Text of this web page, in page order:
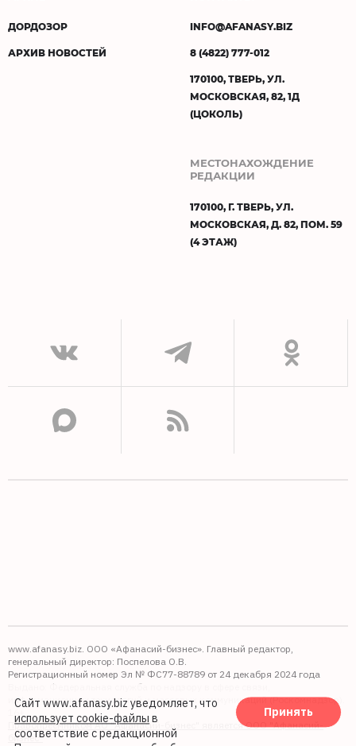
ДОРДОЗОР
АРХИВ НОВОСТЕЙ
INFO@AFANASY.BIZ
8 (4822) 777-012
170100, ТВЕРЬ, УЛ.
МОСКОВСКАЯ, 82, 1Д
(ЦОКОЛЬ)
МЕСТОНАХОЖДЕНИЕ
РЕДАКЦИИ
170100, Г. ТВЕРЬ, УЛ.
МОСКОВСКАЯ, Д. 82, ПОМ. 59
(4 ЭТАЖ)
www.afanasy.biz. ООО «Афанасий-бизнес». Главный редактор,
генеральный директор: Поспелова О.В.
Регистрационный номер Эл № ФС77-88789 от 24 декабря 2024 года
Выдано: Федеральная служба по надзору в сфере связи,
информационных технологий и массовых коммуникаций (Роскомнадзор).
Правопреемником АО "Афанасий-бизнес" является ООО "Афанасий-
бизнес"
Сайт www.afanasy.biz уведомляет, что
использует cookie-файлы в
соответствие с редакционной
Принять